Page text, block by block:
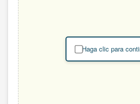
Haga clic para